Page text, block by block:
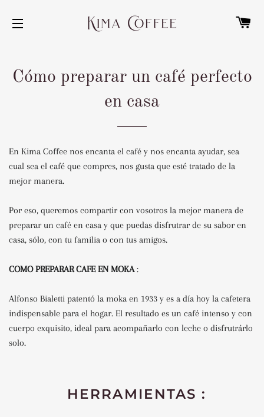
Cómo preparar un café perfecto
en casa
En Kima Coffee nos encanta el café y nos encanta ayudar, sea
cual sea el café que compres, nos gusta que esté tratado de la
mejor manera.
Por eso, queremos compartir con vosotros la mejor manera de
preparar un café en casa y que puedas disfrutrar de su sabor en
casa, sólo, con tu familia o con tus amigos.
COMO PREPARAR CAFE EN MOKA:
Alfonso Bialetti patentó la moka en 1933 y es a día hoy la cafetera
indispensable para el hogar. El resultado es un café intenso y con
cuerpo exquisito, ideal para acompañarlo con leche o disfrutrárlo
solo.
HERRAMIENTAS :